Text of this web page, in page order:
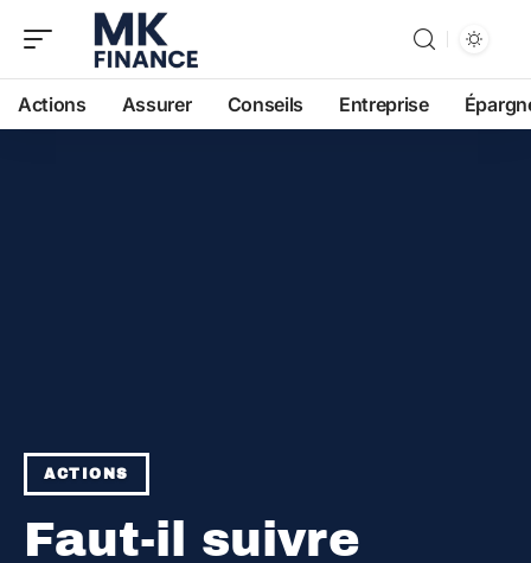
Actions Assurer Conseils Entreprise
ACTIONS
Faut-il suivre